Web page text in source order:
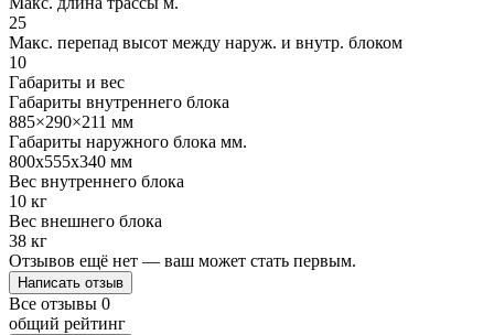
25
Макс. перепад высот между наруж. и внутр. блоком
10
Габариты и вес
Габариты внутреннего блока
885×290×211 мм
Габариты наружного блока мм.
800х555х340 мм
Вес внутреннего блока
10 кг
Вес внешнего блока
38 кг
Отзывов ещё нет — ваш может стать первым.
Написать отзыв
Все отзывы 0
общий рейтинг